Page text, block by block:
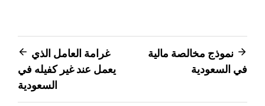
تصفّح
المقالات
نموذج مخالصة مالية
في السعودية
غرامة العامل الذي
يعمل عند غير كفيله في
السعودية